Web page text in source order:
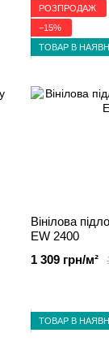
РОЗПРОДАЖ
−15%
ТОВАР В
Вінілова
EW 2400
1 309 грн/м²
ТОВАР В